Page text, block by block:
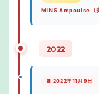
MINS Ampoulse（
2022
📆 2022年11月9日